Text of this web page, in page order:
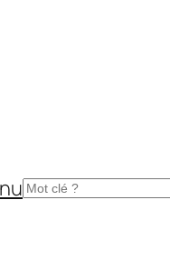
Rechercher